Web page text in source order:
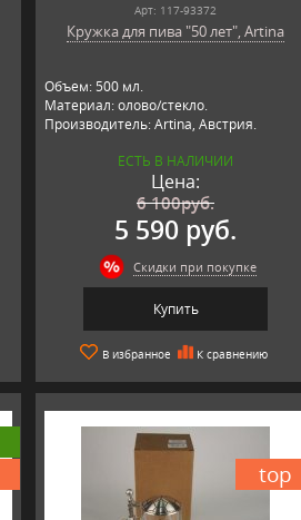
Арт: 117-93372
Кружка для пива "50 лет", Artina
Объем: 500 мл.
Материал: олово/стекло.
Производитель: Artina, Австрия.
ЕСТЬ В НАЛИЧИИ
Цена:
6 100руб.
5 590 руб.
Скидки при покупке
Купить
В избранное К сравнению
top